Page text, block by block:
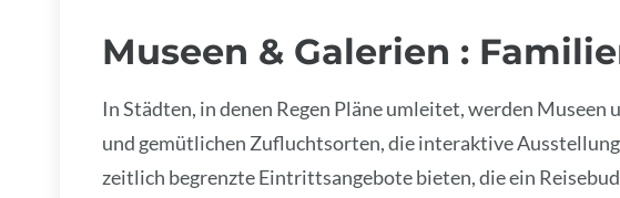
Museen & Galerien :
In Städten, in denen Regen Pläne umleitet, werden
und gemütlichen Zufluchtsorten, die interaktive
zeitlich begrenzte Eintrittsangebote bieten, die ein